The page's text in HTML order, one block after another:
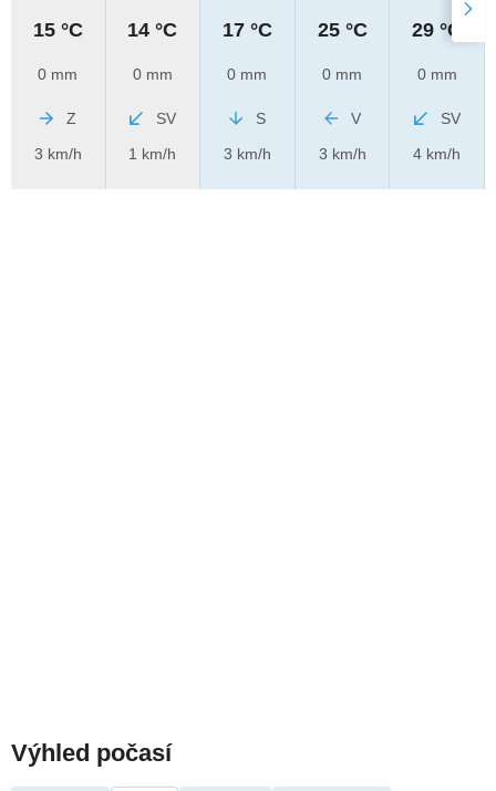
15 °C
0 mm
Z
3 km/h
14 °C
0 mm
SV
1 km/h
17 °C
0 mm
S
3 km/h
25 °C
0 mm
V
3 km/h
29 °C
0 mm
SV
4 km/h
Výhled počasí